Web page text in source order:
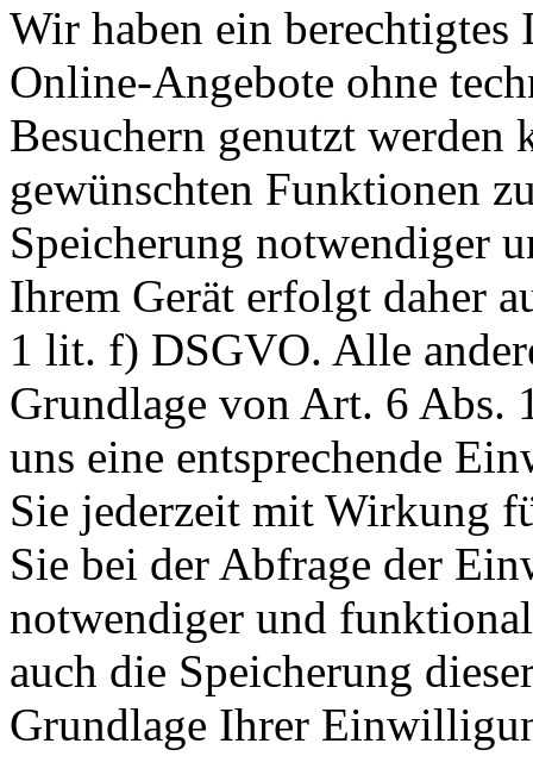
Wir haben ein berechtigtes
Online-Angebote ohne
Besuchern genutzt werden
gewünschten Funktionen
Speicherung notwendiger
Ihrem Gerät erfolgt daher
1 lit. f) DSGVO. Alle
Grundlage von Art. 6 Abs.
uns eine entsprechende
Sie jederzeit mit Wirkung
Sie bei der Abfrage der
notwendiger und
auch die Speicherung
Grundlage Ihrer